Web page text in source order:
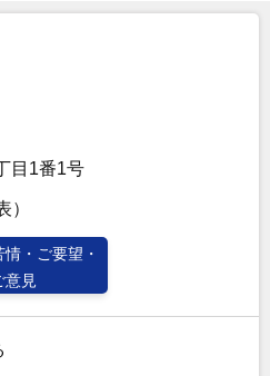
目1番1号
）
情・ご要望・
意見